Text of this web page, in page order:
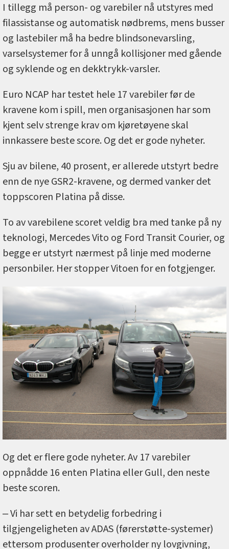
I tillegg må person- og varebiler nå utstyres med
filassistanse og automatisk nødbrems, mens busser
og lastebiler må ha bedre blindsonevarsling,
varselsystemer for å unngå kollisjoner med gående
og syklende og en dekktrykk-varsler.
Euro NCAP har testet hele 17 varebiler før de
kravene kom i spill, men organisasjonen har som
kjent selv strenge krav om kjøretøyene skal
innkassere beste score. Og det er gode nyheter.
Sju av bilene, 40 prosent, er allerede utstyrt bedre
enn de nye GSR2-kravene, og dermed vanker det
toppscoren Platina på disse.
To av varebilene scoret veldig bra med tanke på ny
teknologi, Mercedes Vito og Ford Transit Courier, og
begge er utstyrt nærmest på linje med moderne
personbiler. Her stopper Vitoen for en fotgjenger.
Og det er flere gode nyheter. Av 17 varebiler
oppnådde 16 enten Platina eller Gull, den neste
beste scoren.
‒ Vi har sett en betydelig forbedring i
tilgjengeligheten av ADAS (førerstøtte-systemer)
ettersom produsenter overholder ny lovgivning,